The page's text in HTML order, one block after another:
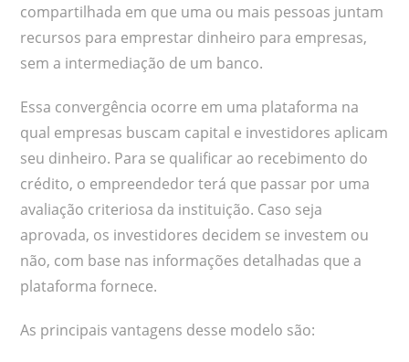
compartilhada em que uma ou mais pessoas juntam
recursos para emprestar dinheiro para empresas,
sem a intermediação de um banco.
Essa convergência ocorre em uma plataforma na
qual empresas buscam capital e investidores aplicam
seu dinheiro. Para se qualificar ao recebimento do
crédito, o empreendedor terá que passar por uma
avaliação criteriosa da instituição. Caso seja
aprovada, os investidores decidem se investem ou
não, com base nas informações detalhadas que a
plataforma fornece.
As principais vantagens desse modelo são: